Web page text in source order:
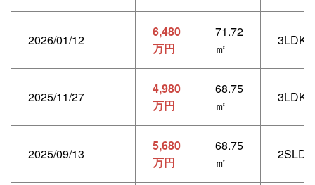
2026/01/12
6,480
万円
71.72
㎡
3LDK
2025/11/27
4,980
万円
68.75
㎡
3LDK
2025/09/13
5,680
万円
68.75
㎡
2SLDK